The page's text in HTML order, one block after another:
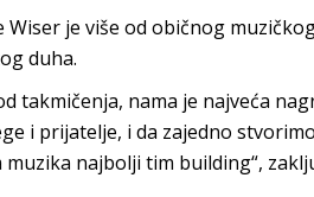
Wiser je više od običnog
duha.
takmičenja, nama je najveća
i prijatelje, i da zajedno
muzika najbolji tim building“,